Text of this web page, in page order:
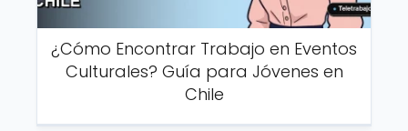
¿Cómo Encontrar Trabajo en Eventos
Culturales? Guía para Jóvenes en
Chile